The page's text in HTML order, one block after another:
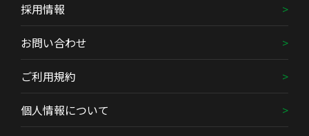
採用情報
お問い合わせ
ご利用規約
個人情報について